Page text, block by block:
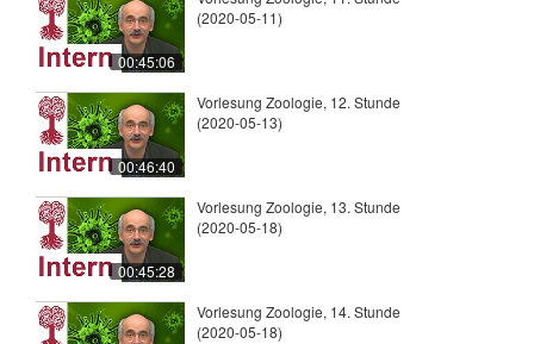
00:45:06
(2020-05-11)
00:46:40
Vorlesung Zoologie, 12. Stunde
(2020-05-13)
00:45:28
Vorlesung Zoologie, 13. Stunde
(2020-05-18)
Vorlesung Zoologie, 14. Stunde
(2020-05-18)